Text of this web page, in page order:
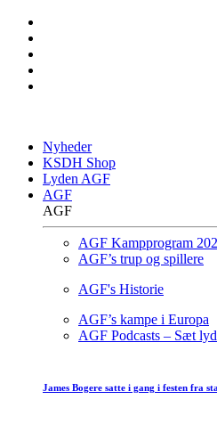
Nyheder
KSDH Shop
Lyden AGF
AGF
AGF
AGF Kampprogram
AGF’s trup og spillere
AGF's Historie
AGF’s kampe i Europa
AGF Podcasts – Sæt
James Bogere satte i gang i festen fra